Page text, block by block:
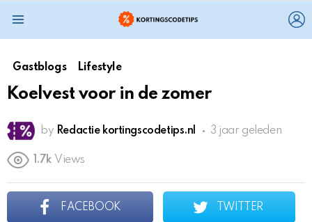
Gastblogs Lifestyle
Koelvest voor in de zomer
by Redactie kortingscodetips.nl 3 jaar geleden
1.7k Views
FACEBOOK TWITTER